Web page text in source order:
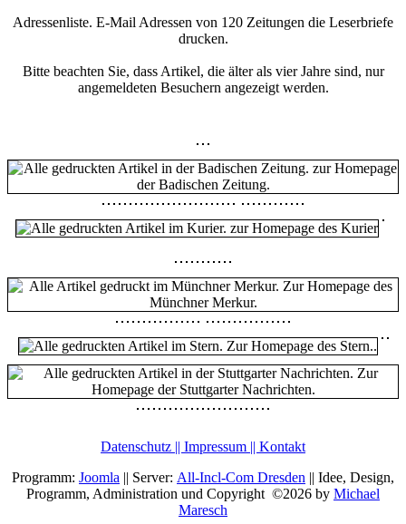
Adressenliste. E-Mail Adressen von 120 Zeitungen die Leserbriefe
drucken.
Bitte beachten Sie, dass Artikel, die älter als vier Jahre sind, nur
angemeldeten Besuchern angezeigt werden.
Datenschutz || Impressum || Kontakt
Programm: Joomla || Server: All-Incl-Com Dresden || Idee, Design,
Programm, Administration und Copyright ©2026 by Michael
Maresch